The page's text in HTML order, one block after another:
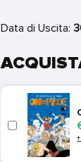
Data di Uscita: